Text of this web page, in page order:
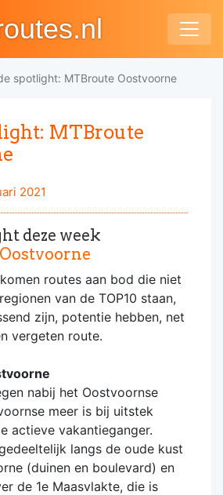
spotlight: MTBroute Oostvoorne
MTBroute
2021
deze week
Oostvoorne
routes aan bod die niet
van de TOP10 staan,
zijn, potentie hebben, net
vergeten route.
nabij het Oostvoornse
meer is bij uitstek
actieve vakantieganger.
langs de oude kust
(duinen en boulevard) en
de 1e Maasvlakte, die is